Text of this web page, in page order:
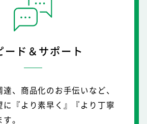
ード＆サポート
、商品化のお手伝いなど、
『より素早く』
『より丁寧
。